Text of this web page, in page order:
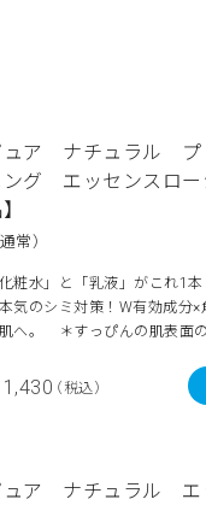
ュア ナチュラル プ
ング エッセンスロー
通常）
化粧水」と「乳液」がこれ1
気のシミ対策！W有効成分
へ。 ＊すっぴんの肌表面
1,430（税込）
ュア ナチュラル エ